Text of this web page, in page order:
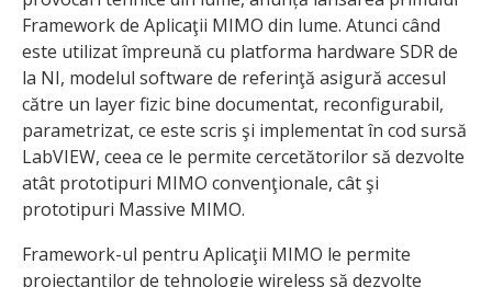
Framework de Aplicaţii MIMO din lume. Atunci când
este utilizat împreună cu platforma hardware SDR de
la NI, mode­lul software de referinţă asigură accesul
către un layer fizic bine documentat, reconfigurabil,
parametrizat, ce este scris şi implementat în cod sursă
LabVIEW, ceea ce le permite cercetătorilor să dezvolte
atât prototipuri MIMO convenţionale, cât şi
prototipuri Massive MIMO.
Framework-ul pentru Aplicaţii MIMO le permite
proiectanţilor de tehnologie wireless să dezvolte